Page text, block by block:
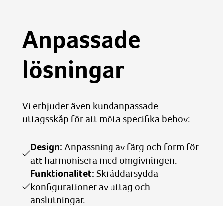
Anpassade
lösningar
Vi erbjuder även kundanpassade
uttagsskåp för att möta specifika behov:
Design: Anpassning av färg och form för
att harmonisera med omgivningen.
Funktionalitet: Skräddarsydda
konfigurationer av uttag och
anslutningar.